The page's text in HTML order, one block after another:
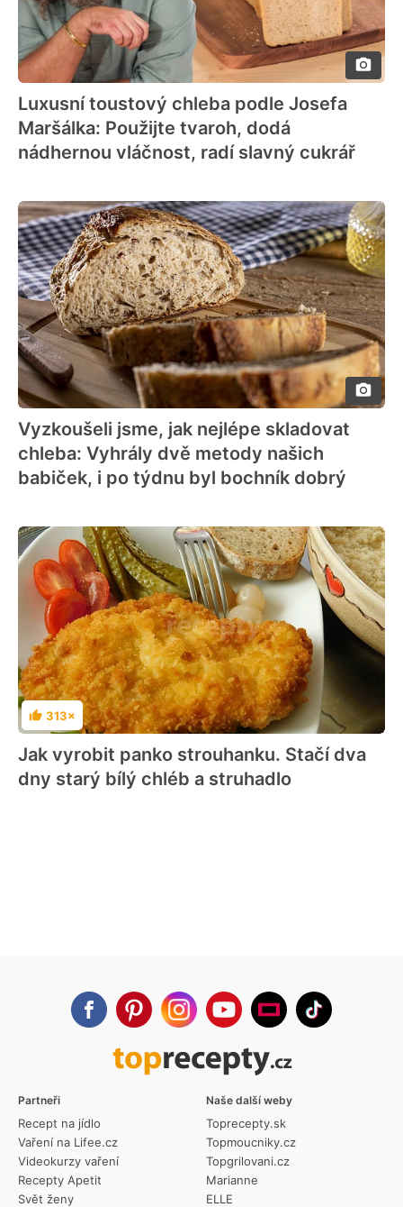
Luxusní toustový chleba podle Josefa
Maršálka: Použijte tvaroh, dodá
nádhernou vláčnost, radí slavný cukrář
Vyzkoušeli jsme, jak nejlépe skladovat
chleba: Vyhrály dvě metody našich
babiček, i po týdnu byl bochník dobrý
Hodnocení
313×
Jak vyrobit panko strouhanku. Stačí dva
dny starý bílý chléb a struhadlo
Partneři
Recept na jídlo
Vaření na Lifee.cz
Videokurzy vaření
Recepty Apetit
Svět ženy
Naše další weby
Toprecepty.sk
Topmoucniky.cz
Topgrilovani.cz
Marianne
ELLE